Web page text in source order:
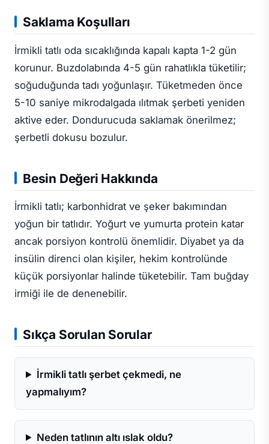
Saklama Koşulları
İrmikli tatlı oda sıcaklığında kapalı kapta 1-2 gün
korunur. Buzdolabında 4-5 gün rahatlıkla tüketilir;
soğuduğunda tadı yoğunlaşır. Tüketmeden önce
5-10 saniye mikrodalgada ılıtmak şerbeti yeniden
aktive eder. Dondurucuda saklamak önerilmez;
şerbetli dokusu bozulur.
Besin Değeri Hakkında
İrmikli tatlı; karbonhidrat ve şeker bakımından
yoğun bir tatlıdır. Yoğurt ve yumurta protein katar
ancak porsiyon kontrolü önemlidir. Diyabet ya da
insülin direnci olan kişiler, hekim kontrolünde
küçük porsiyonlar halinde tüketebilir. Tam buğday
irmiği ile de denenebilir.
Sıkça Sorulan Sorular
İrmikli tatlı şerbet çekmedi, ne
yapmalıyım?
Neden tatlının altı ıslak oldu?